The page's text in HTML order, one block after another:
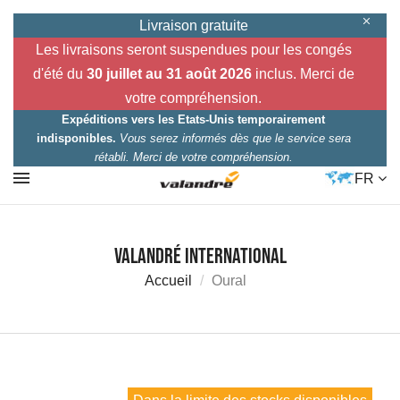
Livraison gratuite
Les livraisons seront suspendues pour les congés
d'été du 30 juillet au 31 août 2026inclus. Merci de
votre compréhension.
Expéditions vers les Etats-Unis temporairement
indisponibles. Vous serez informés dès que le service sera
rétabli. Merci de votre compréhension.
FR
Valandré International
Accueil Oural